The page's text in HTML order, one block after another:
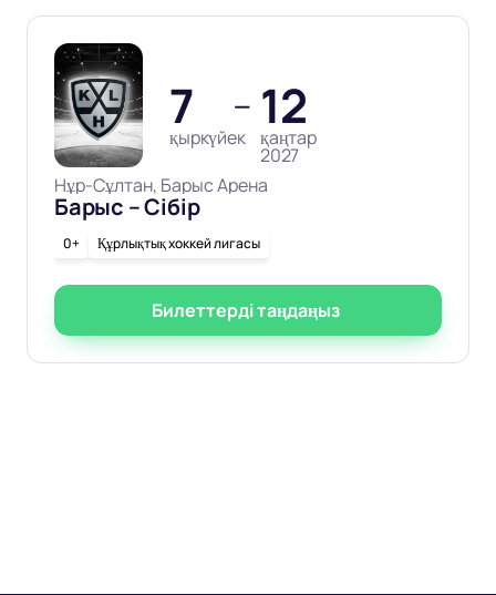
7
қыркүйек
— 12
қаңтар
2027
Нұр-Сұлтан, Барыс Арена
Барыс – Сібір
0+ Құрлықтық хоккей лигасы
Билеттерді таңдаңыз